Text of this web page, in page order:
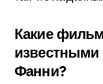
Какие
известными
Фанни?